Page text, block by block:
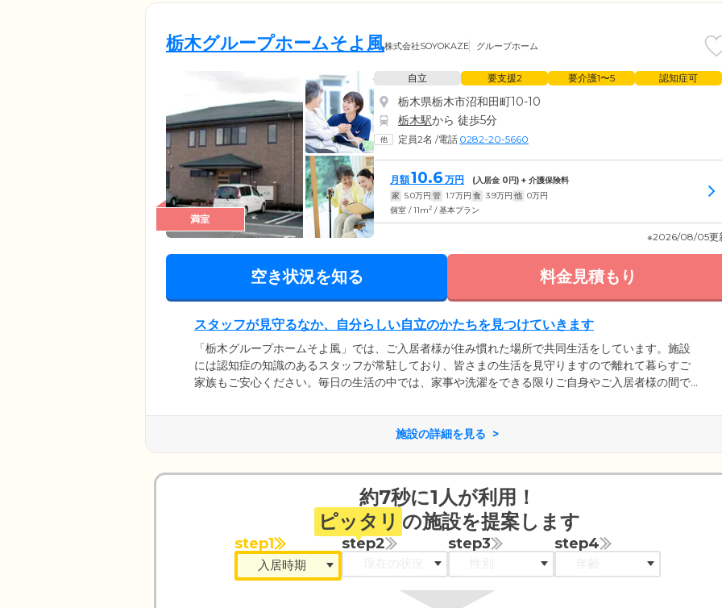
栃木グループホームそよ風株式会社SOYOKAZE グループホーム
満室
自立 要支援2 要介護1〜5 認知症可
栃木県栃木市沼和田町10-10
栃木駅から 徒歩5分
定員2名 /電話 0282-20-5660
月額10.6 万円 (入居金 0円) + 介護保険料
家 5.0万円 管 1.7万円 食 3.9万円 他 0万円
個室 / 11m2 / 基本プラン
※2026/08/05更
空き状況を知る 料金見積もり
スタッフが見守るなか、自分らしい自立のかたちを見つけていきます
「栃木グループホームそよ風」では、ご入居者様が住み慣れた場所で共同生活をしています。施設
には認知症の知識のあるスタッフが常駐しており、皆さまの生活を見守りますので離れて暮らすご
家族もご安心ください。毎日の生活の中では、家事や洗濯をできる限りご自身やご入居者様の間で
っかりとお体の状態を把握しながら、ご自身の能力に応じて自立できるような支援をいたしますの
でお任せください。お食事づくりでは買出しから調理、配膳までご入居者様の意思を尊重しながら
施設の詳細を見る
約7秒に1人が利用！
ピッタリ の施設を提案します
step1 step2 step3 step4